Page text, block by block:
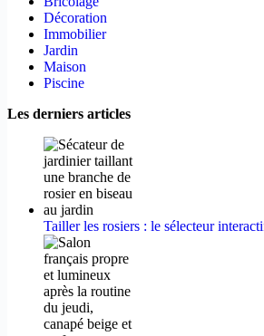
Décoration
Immobilier
Jardin
Maison
Piscine
Les derniers articles
Tailler les rosiers : le sélecteur